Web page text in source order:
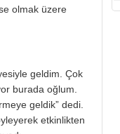
olmak üzere
geldim. Çok
burada oğlum.
geldik” dedi.
etkinlikten